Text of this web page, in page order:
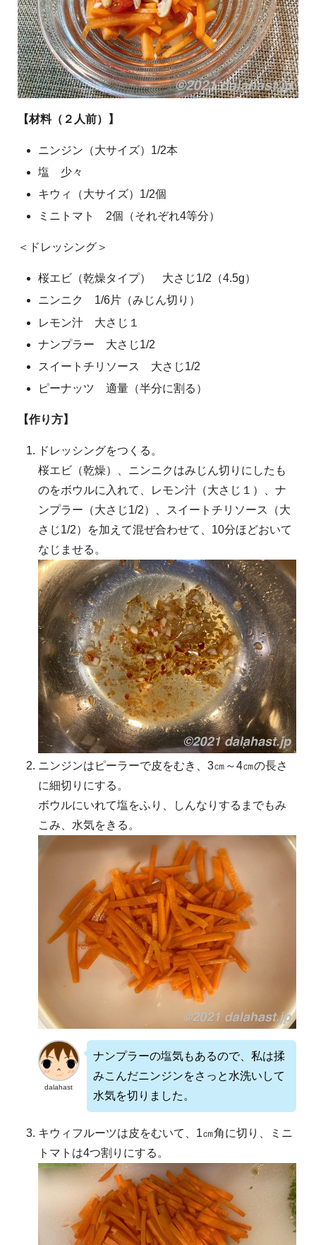
【材料（２人前）】
ニンジン（大サイズ）1/2本
塩 少々
キウィ（大サイズ）1/2個
ミニトマト 2個（それぞれ4等分）
＜ドレッシング＞
桜エビ（乾燥タイプ） 大さじ1/2（4.5g）
ニンニク 1/6片（みじん切り）
レモン汁 大さじ１
ナンプラー 大さじ1/2
スイートチリソース 大さじ1/2
ピーナッツ 適量（半分に割る）
【作り方】
ドレッシングをつくる。
桜エビ（乾燥）、ニンニクはみじん切りにしたも
のをボウルに入れて、レモン汁（大さじ１）、ナ
ンプラー（大さじ1/2）、スイートチリソース（大
さじ1/2）を加えて混ぜ合わせて、10分ほどおいて
なじませる。
ニンジンはピーラーで皮をむき、3㎝～4㎝の長さ
に細切りにする。
ボウルにいれて塩をふり、しんなりするまでもみ
こみ、水気をきる。
dalahast
ナンプラーの塩気もあるので、私は揉
みこんだニンジンをさっと水洗いして
水気を切りました。
キウィフルーツは皮をむいて、1㎝角に切り、ミニ
トマトは4つ割りにする。